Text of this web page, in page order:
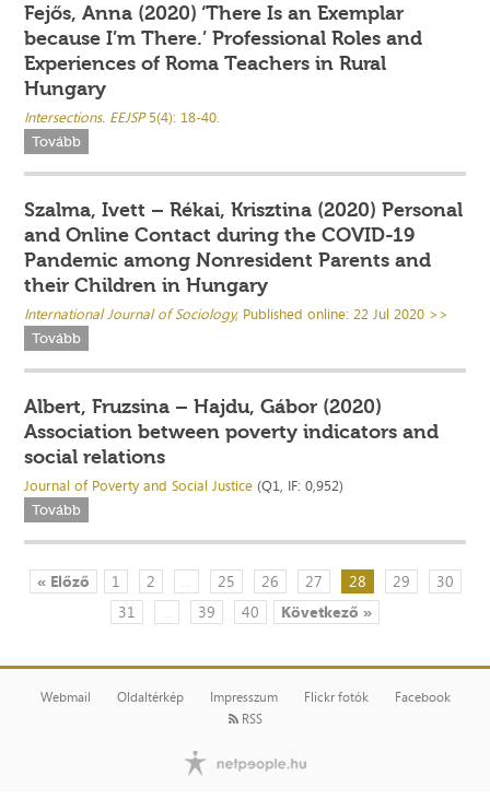
Fejős, Anna (2020) ‘There Is an Exemplar
because I’m There.’ Professional Roles and
Experiences of Roma Teachers in Rural
Hungary
Intersections. EEJSP5(4): 18-40.
Tovább
Szalma, Ivett – Rékai, Krisztina (2020) Personal
and Online Contact during the COVID-19
Pandemic among Nonresident Parents and
their Children in Hungary
International Journal of Sociology, Published online: 22 Jul 2020 >>
Tovább
Albert, Fruzsina – Hajdu, Gábor (2020)
Association between poverty indicators and
social relations
Journal of Poverty and Social Justice (Q1, IF: 0,952)
Tovább
« Előző 1 2 ... 25 26 27 28 29
30
31
... 39 40 Következő »
Webmail Oldaltérkép Impresszum Flickr fotók
Facebook
RSS